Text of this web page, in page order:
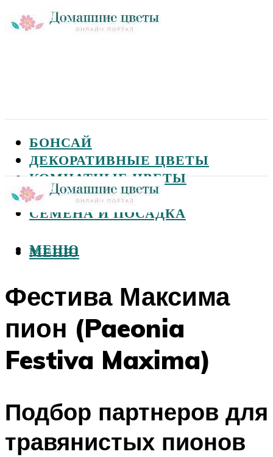
БОНСАЙ
ДЕКОРАТИВНЫЕ ЦВЕТЫ
КОМНАТНЫЕ ЦВЕТЫ
САДОВЫЕ ЦВЕТЫ
СЕМЕНА И ПОСАДКА
МЕНЮ
МЕНЮ
Фестива Максима
пион (Paeonia
Festiva Maxima)
Подбор партнеров для
травянистых пионов